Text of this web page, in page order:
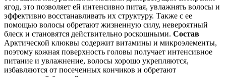
ягод, это позволяет ей интенсивно питая, увлажнять волосы и
эффективно восстанавливать их структуру. Также с ее
помощью волосы обретают жизненную силу, невероятный
блеск и становятся действительно роскошными. Состав
Арктической клюквы содержит витамины и микроэлементы,
поэтому кожная поверхность головы получает интенсивное
питание и увлажнение, волосы хорошо укрепляются,
избавляются от посеченных кончиков и обретают